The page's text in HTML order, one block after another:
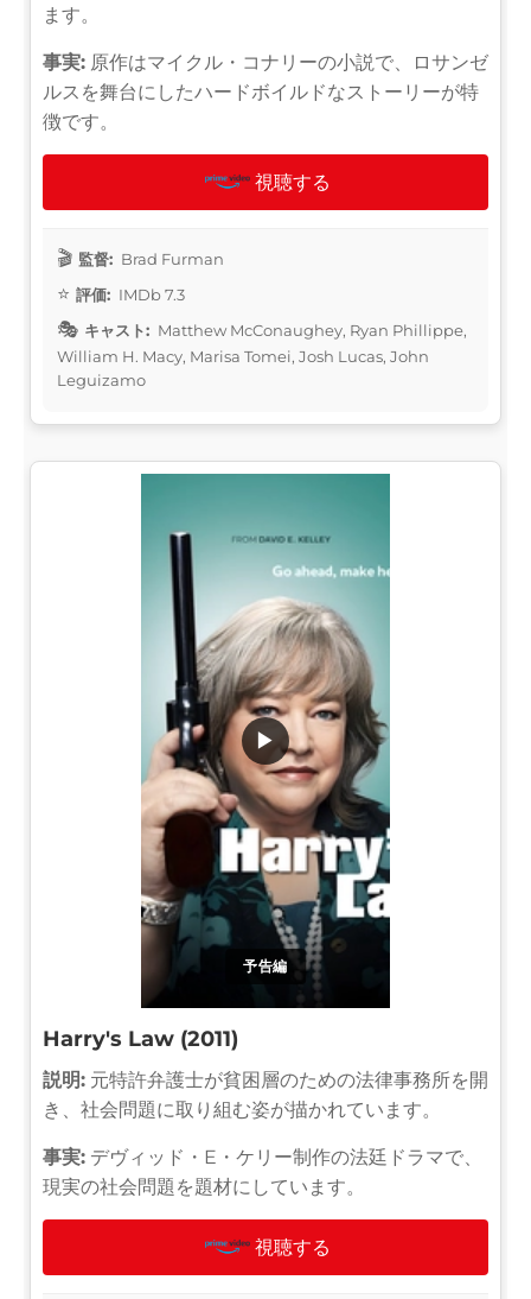
ます。
事実: 原作はマイクル・コナリーの小説で、ロサンゼ
ルスを舞台にしたハードボイルドなストーリーが特
徴です。
視聴する
監督: Brad Furman
評価: IMDb 7.3
キャスト: Matthew McConaughey, Ryan Phillippe,
William H. Macy, Marisa Tomei, Josh Lucas, John
Leguizamo
予告編
▶
Harry's Law (2011)
説明: 元特許弁護士が貧困層のための法律事務所を開
き、社会問題に取り組む姿が描かれています。
事実: デヴィッド・E・ケリー制作の法廷ドラマで、
現実の社会問題を題材にしています。
視聴する